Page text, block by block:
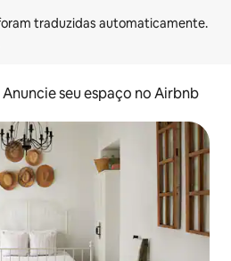
Anuncie seu espaço no Airbnb